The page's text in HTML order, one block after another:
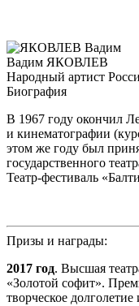
Вадим ЯКОВЛЕВ
Народный артист
Биография
В 1967 году окончил
и кинематографии
этом же году был
государственного
Театр-фестиваль
Призы и награды:
2017 год. Высшая
«Золотой софит».
творческое